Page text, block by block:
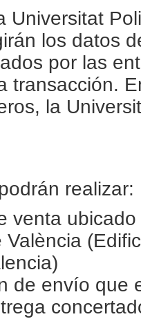
Universitat
los datos
por las
transacción.
la
realizar:
venta
València
de envío que